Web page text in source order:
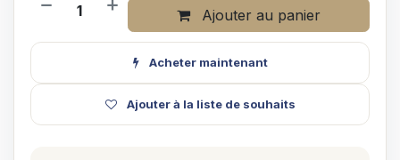
Ajouter au panier
Acheter maintenant
Ajouter à la liste de souhaits